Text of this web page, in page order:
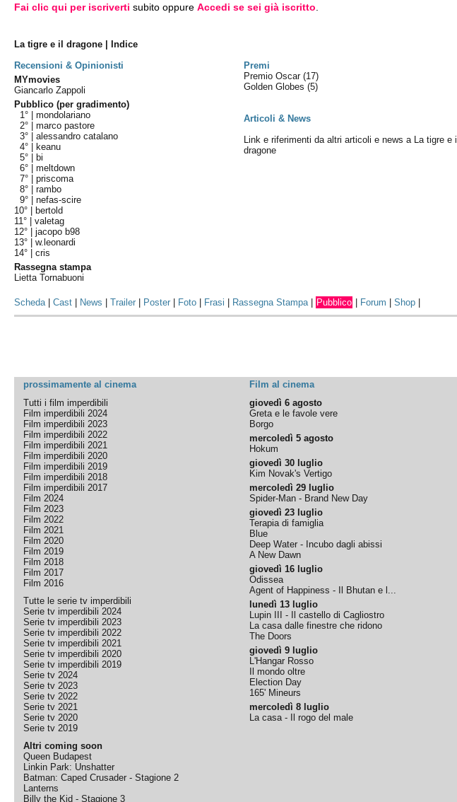
Fai clic qui per iscriverti subito oppureAccedi se sei già iscritto
La tigre e il dragone | Indice
Recensioni & Opinionisti
Premi
MYmovies
Giancarlo Zappoli
Pubblico (per gradimento)
1° |mondolariano
2° |marco pastore
3° |alessandro catalano
4° |
keanu
5° |
bi
6° |meltdown
7° |priscoma
8° |rambo
9° |nefas-scire
10° |
bertold
11° |valetag
12° |jacopo b98
13° |w.leonardi
14° |cris
Rassegna stampa
Lietta Tornabuoni
Premio Oscar(17)
Golden Globes(5)
Articoli & News
Link e riferimenti da altri articoli e news a La tigre e il
dragone
Scheda|Cast News |Trailer Poster Foto Frasi Rassegna Stampa| Pubblico Forum |Shop
prossimamente al cinema Film al cinema
Tutti i film imperdibili
Film imperdibili 2024
Film imperdibili 2023
Film imperdibili 2022
Film imperdibili 2021
Film imperdibili 2020
Film imperdibili 2019
Film imperdibili 2018
Film imperdibili 2017
Film 2024
Film 2023
Film 2022
Film 2021
Film 2020
Film 2019
Film 2018
Film 2017
Film 2016
Tutte le serie tv imperdibili
Serie tv imperdibili 2024
Serie tv imperdibili 2023
Serie tv imperdibili 2022
Serie tv imperdibili 2021
Serie tv imperdibili 2020
Serie tv imperdibili 2019
Serie tv 2024
Serie tv 2023
Serie tv 2022
Serie tv 2021
Serie tv 2020
Serie tv 2019
Altri coming soon
Queen Budapest
Linkin Park: Unshatter
Batman: Caped Crusader - Stagione 2
Lanterns
Billy the Kid - Stagione 3
giovedì 6 agosto
Greta e le favole vere
Borgo
mercoledì 5 agosto
Hokum
giovedì 30 luglio
Kim Novak's Vertigo
mercoledì 29 luglio
Spider-Man - Brand New Day
giovedì 23 luglio
Terapia di famiglia
Blue
Deep Water - Incubo dagli abissi
A New Dawn
giovedì 16 luglio
Odissea
Agent of Happiness - Il Bhutan e l...
lunedì 13 luglio
Lupin III - Il castello di Cagliostro
La casa dalle finestre che ridono
The Doors
giovedì 9 luglio
L'Hangar Rosso
Il mondo oltre
Election Day
165' Mineurs
mercoledì 8 luglio
La casa - Il rogo del male